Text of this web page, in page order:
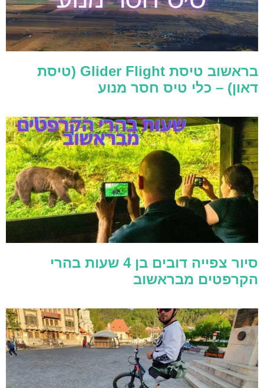
בראשוב טיסת Glider Flight (טיסת
דאון) – כלי טיס חסר מנוע
סיור צפייה דובים בן 4 שעות בהרי
הקרפטים מבראשוב